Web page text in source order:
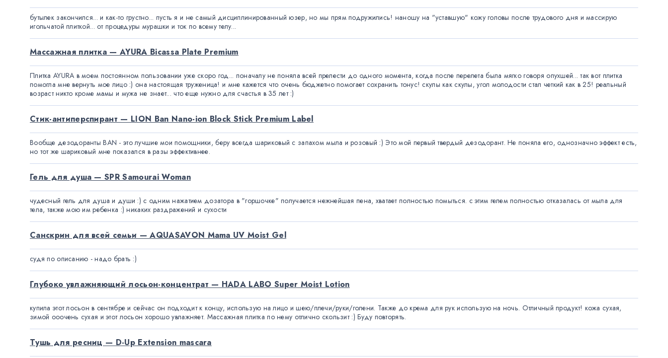
бутылек закончился... и как-то грустно... пусть я и не самый дисциплинированный юзер, но мы прям подружились! наношу на "уставшую" кожу головы после трудового дня и массирую
игольчатой плиткой... от процедуры мурашки и ток по всему телу...
Массажная плитка — AYURA Bicassa Plate Premium
Плитка AYURA в моем постоянном пользовании уже скоро год... поначалу не поняла всей прелести до одного момента, когда после перелета была мягко говоря опухшей... так вот плитка
помогла мне вернуть мое лицо :) она настоящая труженица! и мне кажется что очень бюджетно помогает сохранить тонус! скулы как скулы, угол молодости стал четкий как в 25! реальный
возраст никто кроме мамы и мужа не знает... что еще нужно для счастья в 35 лет :)
Стик-антиперспирант — LION Ban Nano-ion Block Stick Premium Label
Вообще дезодоранты ВАN - это лучшие мои помощники, беру всегда шариковый с запахом мыла и розовый :) Это мой первый твердый дезодорант. Не поняла его, однозначно эффект есть,
но тот же шариковый мне показался в разы эффективнее.
Гель для душа — SPR Samourai Woman
чудесный гель для душа и души :) с одним нажатием дозатора в "горшочке" получается нежнейшая пена, хватает полностью помыться. с этим гелем полностью отказалась от мыла для
тела, также мою им ребенка :) никаких раздражений и сухости
Санскрин для всей семьи — AQUASAVON Mama UV Moist Gel
судя по описанию - надо брать :)
Глубоко увлажняющий лосьон-концентрат — HADA LABO Super Moist Lotion
купила этот лосьон в сентябре и сейчас он подходит к концу, использую на лицо и шею/плечи/руки/голени. Также до крема для рук использую на ночь. Отличный продукт! кожа сухая,
зимой ооочень сухая и этот лосьон хорошо увлажняет. Массажная плитка по нему отлично скользит :) Буду повторять.
Тушь для ресниц — D-Up Extension mascara